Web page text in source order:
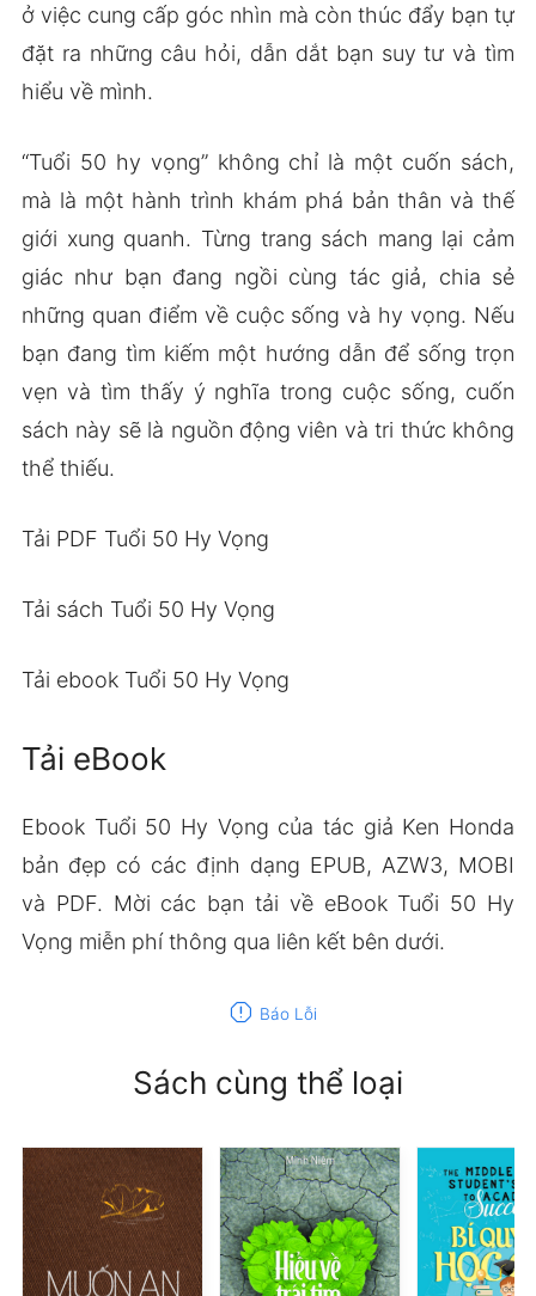
ở việc cung cấp góc nhìn mà còn thúc đẩy bạn tự
đặt ra những câu hỏi, dẫn dắt bạn suy tư và tìm
hiểu về mình.
“Tuổi 50 hy vọng” không chỉ là một cuốn sách,
mà là một hành trình khám phá bản thân và thế
giới xung quanh. Từng trang sách mang lại cảm
giác như bạn đang ngồi cùng tác giả, chia sẻ
những quan điểm về cuộc sống và hy vọng. Nếu
bạn đang tìm kiếm một hướng dẫn để sống trọn
vẹn và tìm thấy ý nghĩa trong cuộc sống, cuốn
sách này sẽ là nguồn động viên và tri thức không
thể thiếu.
Tải PDF Tuổi 50 Hy Vọng
Tải sách Tuổi 50 Hy Vọng
Tải ebook Tuổi 50 Hy Vọng
Tải eBook
Ebook Tuổi 50 Hy Vọng của tác giả Ken Honda
bản đẹp có các định dạng EPUB, AZW3, MOBI
và PDF. Mời các bạn tải về eBook Tuổi 50 Hy
Vọng miễn phí thông qua liên kết bên dưới.
report Báo Lỗi
Sách cùng thể loại